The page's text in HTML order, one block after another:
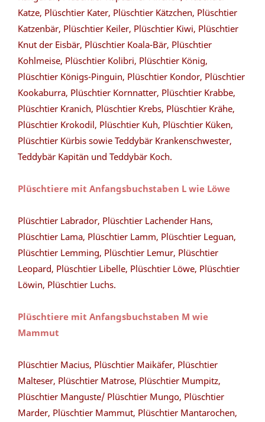
Katze, Plüschtier Kater, Plüschtier Kätzchen, Plüschtier
Katzenbär, Plüschtier Keiler, Plüschtier Kiwi, Plüschtier
Knut der Eisbär, Plüschtier Koala-Bär, Plüschtier
Kohlmeise, Plüschtier Kolibri, Plüschtier König,
Plüschtier Königs-Pinguin, Plüschtier Kondor, Plüschtier
Kookaburra, Plüschtier Kornnatter, Plüschtier Krabbe,
Plüschtier Kranich, Plüschtier Krebs, Plüschtier Krähe,
Plüschtier Krokodil, Plüschtier Kuh, Plüschtier Küken,
Plüschtier Kürbis sowie Teddybär Krankenschwester,
Teddybär Kapitän und Teddybär Koch.
Plüschtiere mit Anfangsbuchstaben L wie Löwe
Plüschtier Labrador, Plüschtier Lachender Hans,
Plüschtier Lama, Plüschtier Lamm, Plüschtier Leguan,
Plüschtier Lemming, Plüschtier Lemur, Plüschtier
Leopard, Plüschtier Libelle, Plüschtier Löwe, Plüschtier
Löwin, Plüschtier Luchs.
Plüschtiere mit Anfangsbuchstaben M wie
Mammut
Plüschtier Macius, Plüschtier Maikäfer, Plüschtier
Malteser, Plüschtier Matrose, Plüschtier Mumpitz,
Plüschtier Manguste/ Plüschtier Mungo, Plüschtier
Marder, Plüschtier Mammut, Plüschtier Mantarochen,